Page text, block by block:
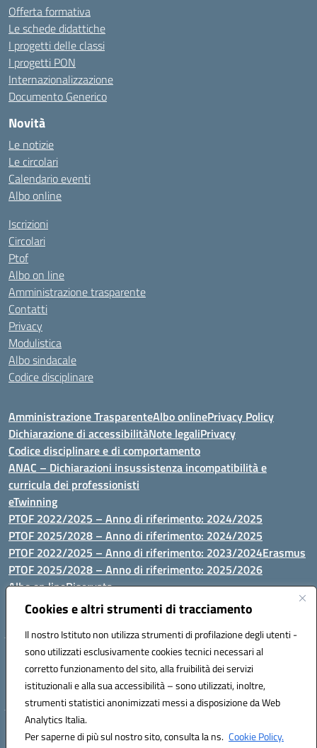
Cookies e altri strumenti di tracciamento
Il nostro Istituto non utilizza strumenti di profilazione degli utenti -
sono utilizzati esclusivamente cookies tecnici necessari al
corretto funzionamento del sito, alla fruibilità dei servizi
istituzionali e alla sua accessibilità – sono utilizzati, inoltre,
strumenti statistici anonimizzati messi a disposizione da Web
Analytics Italia.
Per saperne di più sul nostro sito, consulta la ns. Cookie Policy.
Offerta formativa
Le schede didattiche
I progetti delle classi
I progetti PON
Internazionalizzazione
Documento Generico
Novità
Le notizie
Le circolari
Calendario eventi
Albo online
Iscrizioni
Circolari
Ptof
Albo on line
Amministrazione trasparente
Contatti
Privacy
Modulistica
Albo sindacale
Codice disciplinare
Amministrazione TrasparenteAlbo onlinePrivacy Policy
Dichiarazione di accessibilitàNote legaliPrivacy
Codice disciplinare e di comportamento
ANAC – Dichiarazioni insussistenza incompatibilità e
curricula dei professionisti
eTwinning
PTOF 2022/2025 – Anno di riferimento: 2024/2025
PTOF 2025/2028 – Anno di riferimento: 2024/2025
PTOF 2022/2025 – Anno di riferimento: 2023/2024Erasmus
PTOF 2025/2028 – Anno di riferimento: 2025/2026
Albo on lineRiservata
P.N. Dotazione di attrezzature per le palestre
Via Luna e Sole, 44 07100, Sassari - Tel 079293287 - Fax 0793764116
- Mail: ssvc010009@istruzione.it - PEC: ssvc010009@pec.istruzione.it
- C.F. / P.IVA Convitto 80000150906 - C.F. Scuole 92073300904
Hosting & Powered by 3D Solution S.r.l.